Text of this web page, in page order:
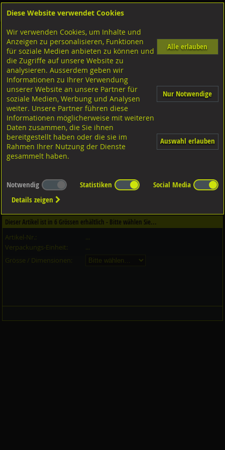
Shop Klemmteile Lindapter
Typ P1 kurzTemperguss verzinkt, Typ P1
Dieser Artikel ist in 2Qualitäten erhältlich - Bitte wählen Sie...
Qualität / Oberfläche
Dieser Artikel ist in 6 Grössen erhältlich - Bitte wählen Sie...
Artikel-Nr.:
...
Verpackungs-Einheit:
...
Grösse / Dimensionen:
Diese Website verwendet Cookies
Wir verwenden Cookies, um Inhalte und
Anzeigen zu personalisieren, Funktionen
für soziale Medien anbieten zu können und
die Zugriffe auf unsere Website zu
analysieren. Ausserdem geben wir
Informationen zu Ihrer Verwendung
unserer Website an unsere Partner für
soziale Medien, Werbung und Analysen
weiter. Unsere Partner führen diese
Informationen möglicherweise mit weiteren
Daten zusammen, die Sie ihnen
bereitgestellt haben oder die sie im
Rahmen Ihrer Nutzung der Dienste
gesammelt haben.
Alle erlauben
Nur Notwendige
Auswahl erlauben
Notwendig Statistiken
Social Media
Details zeigen